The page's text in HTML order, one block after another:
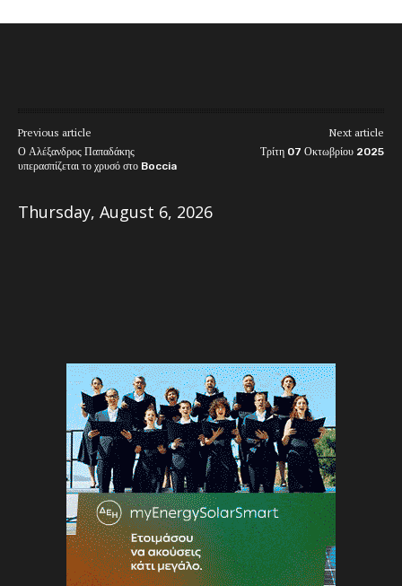
Previous article
Ο Αλέξανδρος Παπαδάκης
υπερασπίζεται το χρυσό στο Boccia
Next article
Τρίτη 07 Οκτωβρίου 2025
Thursday, August 6, 2026